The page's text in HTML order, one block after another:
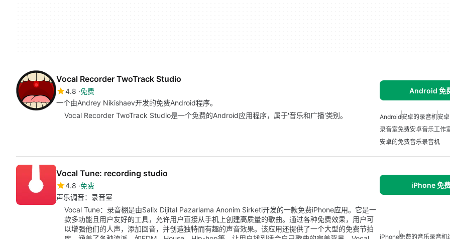
Vocal Recorder TwoTrack Studio
4.8 免费
一个由Andrey Nikishaev开发的免费Android程序。
Android 免
Vocal Recorder TwoTrack Studio是一个免费的Android应用程序，属于'音乐和广播'类别。 Android安卓的录音机安
录音室免费安卓音乐工作
安卓的免费音乐录音机
Vocal Tune: recording studio
4.8 免费
声乐调音：录音室
iPhone 免
Vocal Tune：录音棚是由Salix Dijital Pazarlama Anonim Sirketi开发的一款免费iPhone应用。它是一
款多功能且用户友好的工具，允许用户直接从手机上创建高质量的歌曲。通过各种免费效果，用户可
以增强他们的人声，添加回音，并创造独特而有趣的声音效果。该应用还提供了一个大型的免费节拍
iPhone免费的音乐录音机